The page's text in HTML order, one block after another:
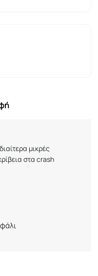
μικρές
στα crash